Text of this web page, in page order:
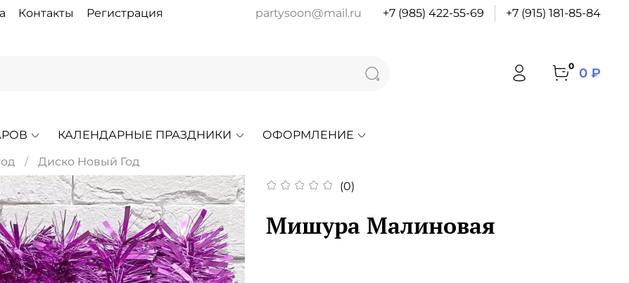
Контакты Регистрация partysoon@mail.ru +7 (985) 422-55-69 +7 (915) 181-85-84
0 0 ₽
КАЛЕНДАРНЫЕ ПРАЗДНИКИ
ОФОРМЛЕНИЕ
Диско Новый Год
(0)
Мишура Малиновая